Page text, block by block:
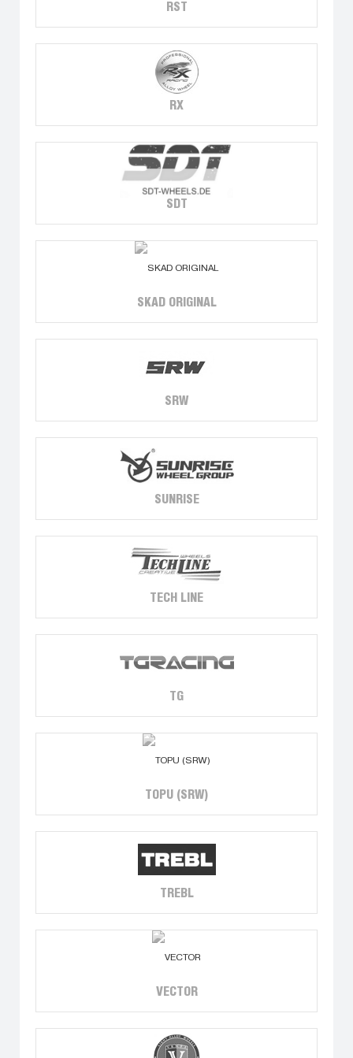
RST
RX
SDT
SKAD ORIGINAL
SRW
SUNRISE
TECH LINE
TG
TOPU (SRW)
TREBL
VECTOR